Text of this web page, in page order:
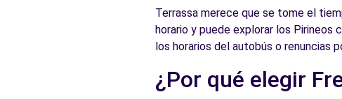
Barberà del Vallès, CT, 08210
Terrassa merece que se tome el
horario y puede explorar los Pirineos
los horarios del autobús o renuncias
¿Por qué elegir